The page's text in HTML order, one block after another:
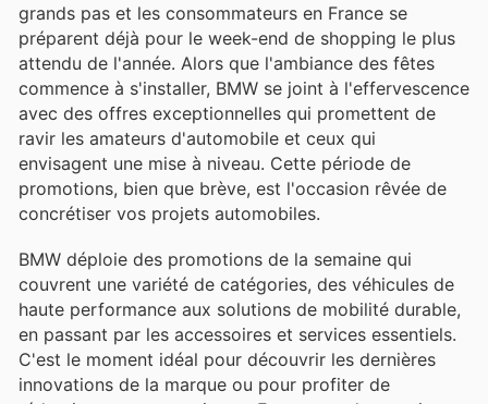
grands pas et les consommateurs en France se
préparent déjà pour le week-end de shopping le plus
attendu de l'année. Alors que l'ambiance des fêtes
commence à s'installer, BMW se joint à l'effervescence
avec des offres exceptionnelles qui promettent de
ravir les amateurs d'automobile et ceux qui
envisagent une mise à niveau. Cette période de
promotions, bien que brève, est l'occasion rêvée de
concrétiser vos projets automobiles.
BMW déploie des promotions de la semaine qui
couvrent une variété de catégories, des véhicules de
haute performance aux solutions de mobilité durable,
en passant par les accessoires et services essentiels.
C'est le moment idéal pour découvrir les dernières
innovations de la marque ou pour profiter de